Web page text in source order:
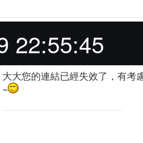
22:55:45
大大您的連結已經失效了，有考
~